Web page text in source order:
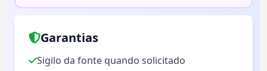
Garantias
Sigilo da fonte quando solicitado